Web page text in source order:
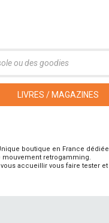
LIVRES / MAGAZINES
boutique en France
mouvement retrogamming.
accueillir vous faire tester